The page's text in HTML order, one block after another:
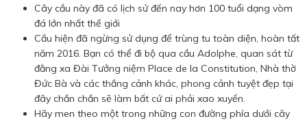
Cây cầu này đã có lịch sử đến nay hơn 100 tuổi dạng vòm
đá lớn nhất thế giới
Cầu hiện đã ngừng sử dụng để trùng tu toàn diện, hoàn tất
năm 2016. Bạn có thể đi bộ qua cầu Adolphe, quan sát từ
đằng xa Đài Tưởng niệm Place de la Constitution, Nhà thờ
Đức Bà và các thắng cảnh khác, phong cảnh tuyệt đẹp tại
đây chắn chắn sẽ làm bất cứ ai phải xao xuyến.
Hãy men theo một trong những con đường phía dưới cây